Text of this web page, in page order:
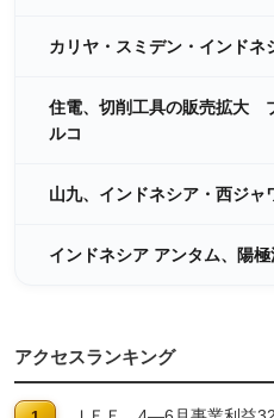
カリヤ・スミデン・インドネ
住電、切削工具の販売拡大
ルコ
山九、インドネシア・西ジャ
インドネシア アンタム、陽
アクセスランキング